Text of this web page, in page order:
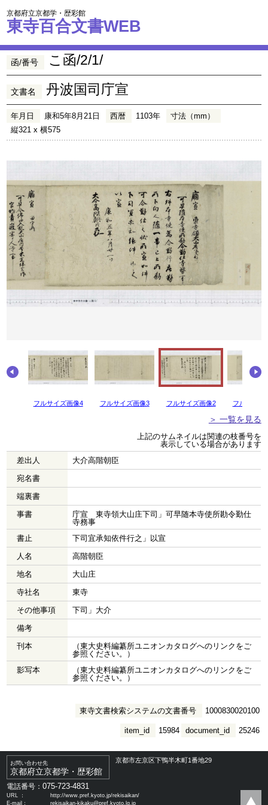
京都府立京都学・歴彩館
東寺百合文書WEB
函/番号 こ函/2/1/
文書名 丹波国司庁宣
年月日 康和5年8月21日 西暦 1103年
寸法（mm）
縦321 x 横575
フルサイズ画像4 フルサイズ画像3 フルサイズ画像2 フルサイズ
＞ 一覧を見る
上記のサムネイルは関連の枝番号を
表示している場合があります
差出人
大介高階朝臣
宛名書
端裏書
事書
庁宣 東寺領大山庄下司」可早随本寺使所勘令勤仕
寺務事
書止
下司宜承知依件行之」以宣
人名
高階朝臣
地名
大山庄
寺社名
東寺
その他事項
下司」大介
備考
刊本
（東大史料編纂所ユニオンカタログへのリンクをご
参照ください。）
影写本
（東大史料編纂所ユニオンカタログへのリンクをご
参照ください。）
東寺文書検索システムの文書番号 1000830020100
document_id 25246
item_id 15984
お問い合わせ先
京都府立京都学・歴彩館
京都市左京区下鴨半木町1番地29
電話番号：075-723-4831
URL ：
http://www.pref.kyoto.jp/rekisaikan/
E-mail：
rekisaikan-kikaku@pref.kyoto.lg.jp